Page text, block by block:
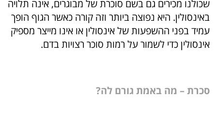
שכולנו מכירים גם בשם סוכרת של מבוגרים, אינה תלויה
באינסולין. היא נפוצה ביותר וזה קורה כאשר הגוף הופך
עמיד בפני ההשפעות של אינסולין או אינו מייצר מספיק
אינסולין כדי לשמור על רמות סוכר רצויות בדם.
סכרת – מה באמת גורם לה?